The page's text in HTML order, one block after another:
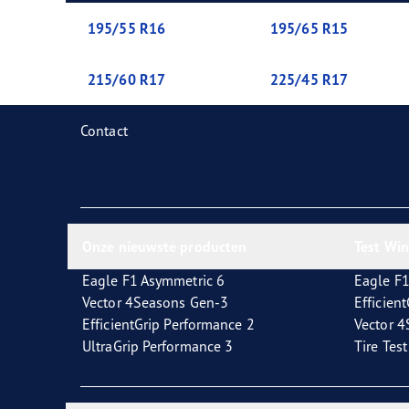
Zorg dragen voor je banden
Goodyear Blimp
195/55 R16 195/65 R15
215/60 R17 225/45 R17
Contact
Eagle F1 Asymmetric 6
Vector 4Seasons Gen-3
EfficientGrip Performance 2
UltraGrip Performance 3
Eagle
Vector
Tire